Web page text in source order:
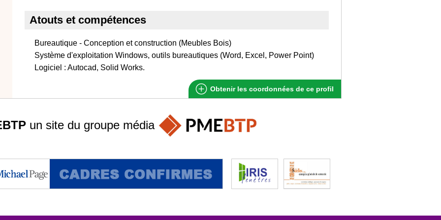
Atouts et compétences
Bureautique - Conception et construction (Meubles Bois)
Système d'exploitation Windows, outils bureautiques (Word, Excel, Power Point)
Logiciel : Autocad, Solid Works.
Obtenir les coordonnées de ce profil
un site du groupe média